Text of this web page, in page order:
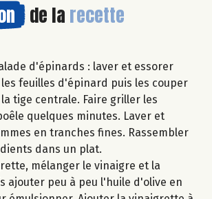
de la recette
d'épinards : laver et essorer
feuilles d'épinard puis les couper
tige centrale. Faire griller les
quelques minutes. Laver et
en tranches fines. Rassembler
dans un plat.
mélanger le vinaigre et la
ajouter peu à peu l'huile d'olive en